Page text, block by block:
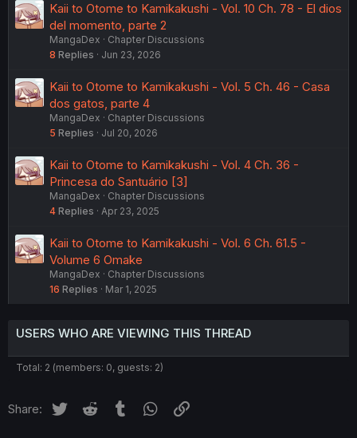
Kaii to Otome to Kamikakushi - Vol. 10 Ch. 78 - El dios
del momento, parte 2
MangaDex
Chapter Discussions
8 Replies Jun 23, 2026
Kaii to Otome to Kamikakushi - Vol. 5 Ch. 46 - Casa
dos gatos, parte 4
MangaDex
Chapter Discussions
5 Replies Jul 20, 2026
Kaii to Otome to Kamikakushi - Vol. 4 Ch. 36 -
Princesa do Santuário [3]
MangaDex
Chapter Discussions
4 Replies Apr 23, 2025
Kaii to Otome to Kamikakushi - Vol. 6 Ch. 61.5 -
Volume 6 Omake
MangaDex
Chapter Discussions
16 Replies Mar 1, 2025
USERS WHO ARE VIEWING THIS THREAD
Total: 2 (members: 0, guests: 2)
Share: Twitter Reddit Tumblr WhatsApp